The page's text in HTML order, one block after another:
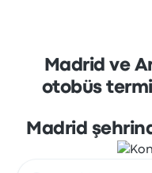
Madrid ve
otobüs
Madrid